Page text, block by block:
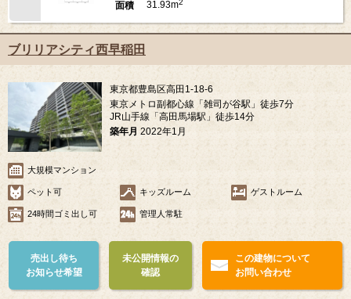
面積
31.93m2
ブリリアシティ西早稲田
東京都豊島区高田1-18-6
東京メトロ副都心線「雑司が谷駅」徒歩7分
JR山手線「高田馬場駅」徒歩14分
築年月 2022年1月
大規模マンション
ペット可 キッズルーム ゲストルーム
24時間ゴミ出し可 管理人常駐
売出し待ち
お知らせ希望
未公開情報の
確認
この建物について
お問い合わせ